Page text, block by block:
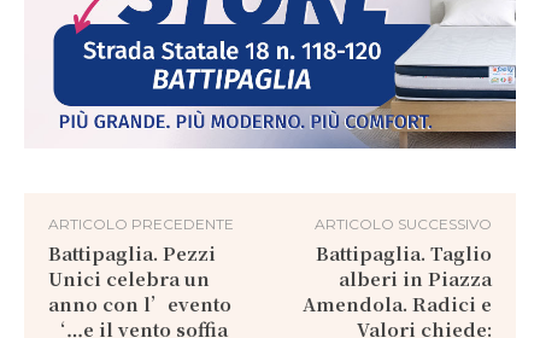
ARTICOLO PRECEDENTE
Battipaglia. Pezzi
Unici celebra un
anno con l’evento
‘…e il vento soffia
ARTICOLO SUCCESSIVO
Battipaglia. Taglio
alberi in Piazza
Amendola. Radici e
Valori chiede: